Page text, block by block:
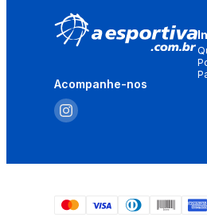
Acompanhe-nos